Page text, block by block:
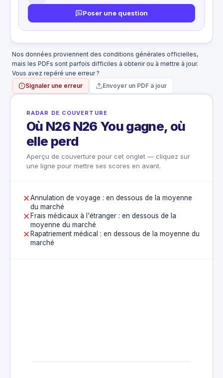
Pris en charge dans le plafond de la
garantie voyage retardé (500 €)
un transport public retardé
Sommes déjà dues par le transporteur
Poser une question
Nos données proviennent des conditions générales officielles,
mais les PDFs sont parfois difficiles à obtenir ou à mettre à jour.
Vous avez repéré une erreur ?
Signaler une erreur
Envoyer un PDF à jour
RADAR DE COUVERTURE
Où N26 N26 You gagne, où
elle perd
Aperçu de couverture pour cet onglet — cliquez sur
une ligne pour mettre ses scores en avant.
Annulation de voyage : en dessous de la moyenne
du marché
Frais médicaux à l'étranger : en dessous de la
moyenne du marché
Rapatriement médical : en dessous de la moyenne du
marché